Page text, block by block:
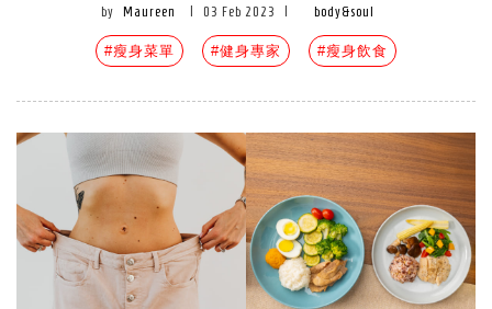
by Maureen 03 Feb 2023 body&soul
#瘦身菜單 #健身專家 #瘦身飲食